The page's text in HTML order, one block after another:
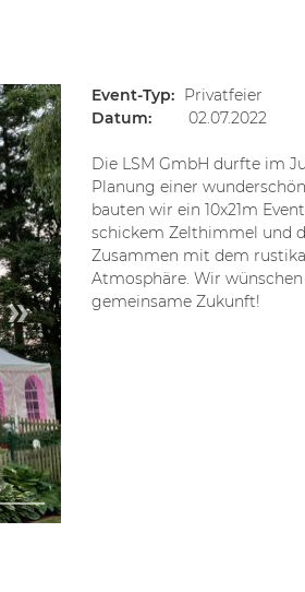
»
Event-Typ: Privatfeier
Datum:
02.07.2022
Die LSM GmbH durfte im
Planung einer
bauten wir ein 10x21m
schickem Zelthimmel und
Zusammen mit dem
Atmosphäre. Wir
gemeinsame Zukunft!